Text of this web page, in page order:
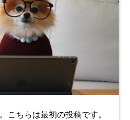
こちらは最初の投稿です。